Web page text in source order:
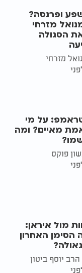
ופרנסה?
מזרחי
הסגולה
מזרחי
על מי
מאיים? ומה
פוקס
מול איראן:
הסימן האחרון
יוסף ביטון